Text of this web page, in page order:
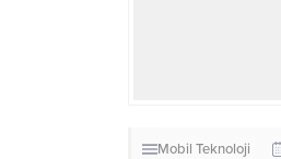
Mobil Teknoloji